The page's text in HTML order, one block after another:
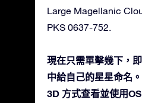
Large Magellanic
PKS 0637-752.
現在只需單擊幾下，
中給自己的星星命名
3D 方式查看並使用